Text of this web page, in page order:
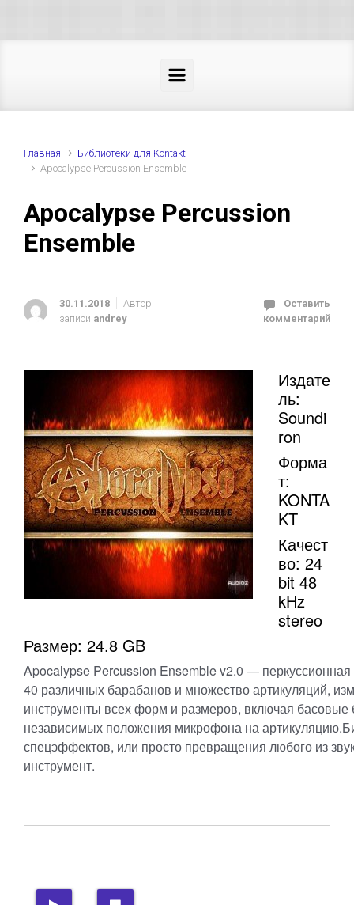
Главная
Библиотеки для Kontakt
Apocalypse Percussion Ensemble
Apocalypse Percussion
Ensemble
30.11.2018
Автор
записи andrey
Оставить
комментарий
Издате
ль:
Soundi
ron
Форма
т:
KONTA
KT
Качест
во: 24
bit 48
kHz
stereo
Размер: 24.8 GB
Apocalypse Percussion Ensemble v2.0 —
40 различных барабанов и множество артикуляций,
инструменты всех форм и размеров, включая
независимых положения микрофона на
спецэффектов, или просто превращения любого из
инструмент.